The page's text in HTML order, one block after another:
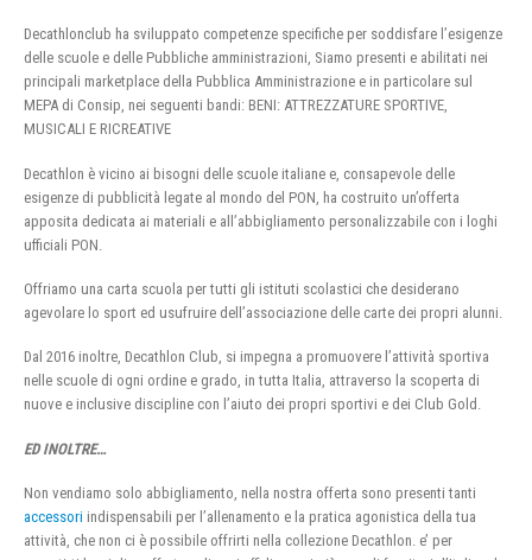
Decathlonclub ha sviluppato competenze specifiche per soddisfare l’esigenze
delle scuole e delle Pubbliche amministrazioni, Siamo presenti e abilitati nei
principali marketplace della Pubblica Amministrazione e in particolare sul
MEPA di Consip, nei seguenti bandi: BENI: ATTREZZATURE SPORTIVE,
MUSICALI E RICREATIVE
Decathlon è vicino ai bisogni delle scuole italiane e, consapevole delle
esigenze di pubblicità legate al mondo del PON, ha costruito un’offerta
apposita dedicata ai materiali e all’abbigliamento personalizzabile con i loghi
ufficiali PON.
Offriamo una carta scuola per tutti gli istituti scolastici che desiderano
agevolare lo sport ed usufruire dell’associazione delle carte dei propri alunni.
Dal 2016 inoltre, Decathlon Club, si impegna a promuovere l’attività sportiva
nelle scuole di ogni ordine e grado, in tutta Italia, attraverso la scoperta di
nuove e inclusive discipline con l’aiuto dei propri sportivi e dei Club Gold.
ED INOLTRE…
Non vendiamo solo abbigliamento, nella nostra offerta sono presenti tanti
accessori indispensabili per l’allenamento e la pratica agonistica della tua
attività, che non ci è possibile offrirti nella collezione Decathlon. e’ per